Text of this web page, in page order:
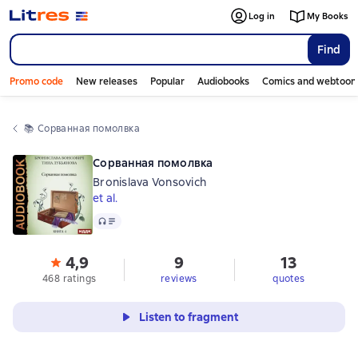
Find
Log in My Books
Promo code New releases Popular Audiobooks Comics and
📚 Сорванная помолвка
Сорванная помолвка
Bronislava Vonsovich
et al.
Audio
4,9
468 ratings
9
reviews
13
quotes
Listen to fragment